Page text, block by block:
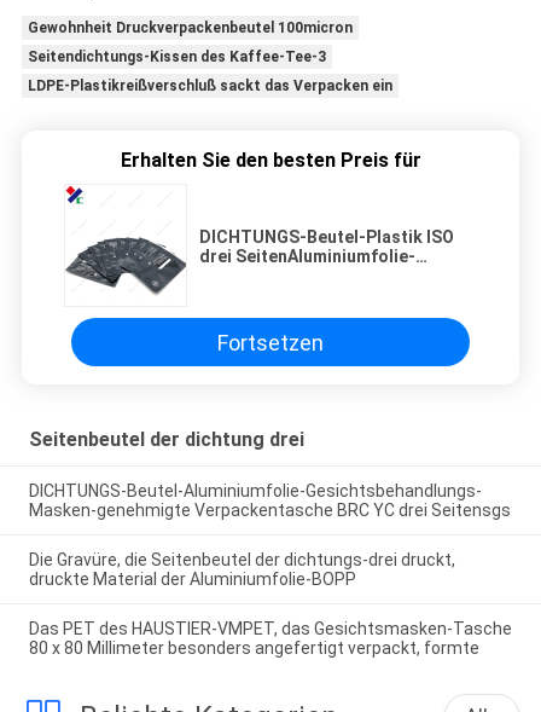
Gewohnheit Druckverpackenbeutel 100micron
Seitendichtungs-Kissen des Kaffee-Tee-3
LDPE-Plastikreißverschluß sackt das Verpacken ein
Erhalten Sie den besten Preis für
DICHTUNGS-Beutel-Plastik ISO
drei SeitenAluminiumfolie-
Fortsetzen
Seitenbeutel der dichtung drei
DICHTUNGS-Beutel-Aluminiumfolie-Gesichtsbehandlungs-
Masken-genehmigte Verpackentasche BRC YC drei Seitensgs
Die Gravüre, die Seitenbeutel der dichtungs-drei druckt,
druckte Material der Aluminiumfolie-BOPP
Das PET des HAUSTIER-VMPET, das Gesichtsmasken-Tasche
80 x 80 Millimeter besonders angefertigt verpackt, formte